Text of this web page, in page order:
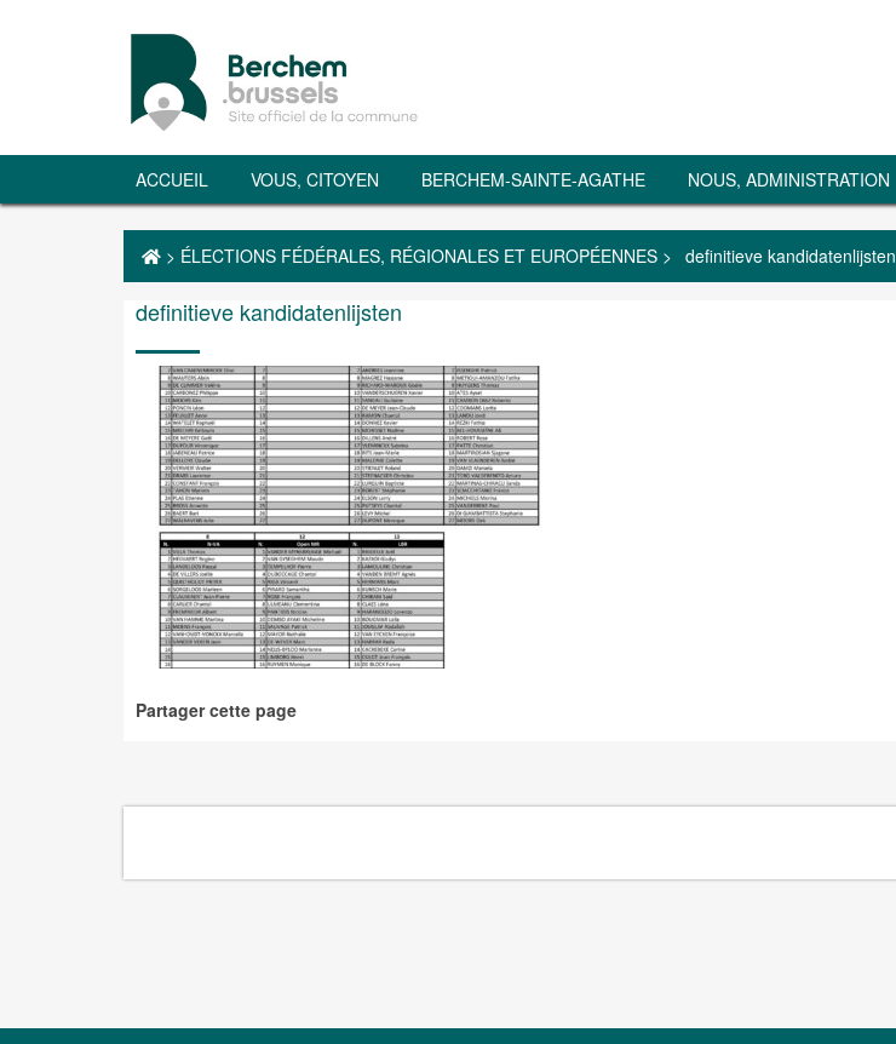
ACCUEIL VOUS, CITOYEN BERCHEM-SAINTE-AGATHE NOUS, ADMINISTRATION
> ÉLECTIONS FÉDÉRALES, RÉGIONALES ET EUROPÉENNES > definitieve kandidatenlijsten
definitieve kandidatenlijsten
Partager cette page